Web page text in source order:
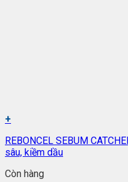
+
REBONCEL SEBUM
sâu, kiềm dầu
Còn hàng